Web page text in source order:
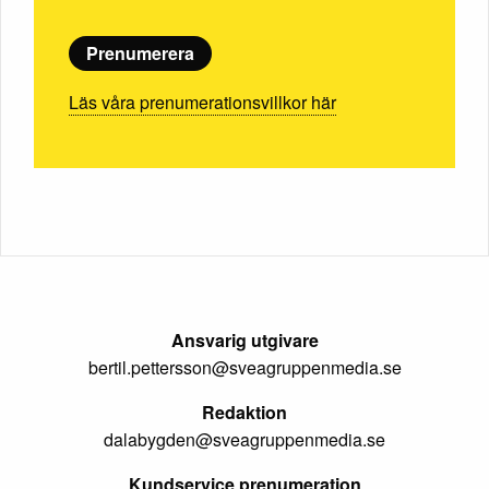
Prenumerera
Läs våra prenumerationsvillkor här
Ansvarig utgivare
bertil.pettersson@sveagruppenmedia.se
Redaktion
dalabygden@sveagruppenmedia.se